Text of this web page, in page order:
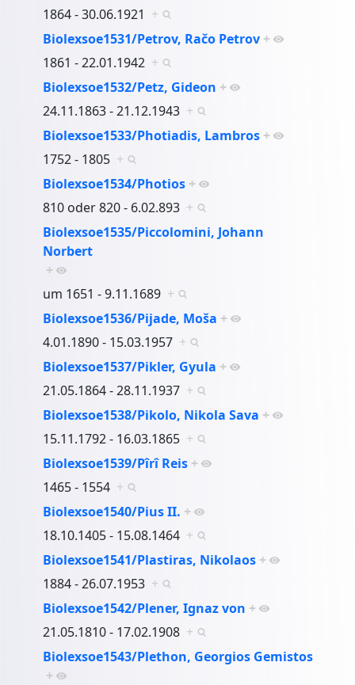
1864 - 30.06.1921 +
Biolexsoe1531/Petrov, Račo Petrov +
1861 - 22.01.1942 +
Biolexsoe1532/Petz, Gideon +
24.11.1863 - 21.12.1943 +
Biolexsoe1533/Photiadis, Lambros +
1752 - 1805 +
Biolexsoe1534/Photios +
810 oder 820 - 6.02.893 +
Biolexsoe1535/Piccolomini, Johann
Norbert
+
um 1651 - 9.11.1689 +
Biolexsoe1536/Pijade, Moša +
4.01.1890 - 15.03.1957 +
Biolexsoe1537/Pikler, Gyula +
21.05.1864 - 28.11.1937 +
Biolexsoe1538/Pikolo, Nikola Sava +
15.11.1792 - 16.03.1865 +
Biolexsoe1539/Pîrî Reis +
1465 - 1554 +
Biolexsoe1540/Pius II. +
18.10.1405 - 15.08.1464 +
Biolexsoe1541/Plastiras, Nikolaos +
1884 - 26.07.1953 +
Biolexsoe1542/Plener, Ignaz von +
21.05.1810 - 17.02.1908 +
Biolexsoe1543/Plethon, Georgios Gemistos
+